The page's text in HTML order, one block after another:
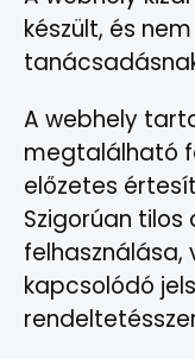
készült, és
A webhely
megtalálható
előzetes
Szigorúan tilos
felhasználása,
kapcsolódó